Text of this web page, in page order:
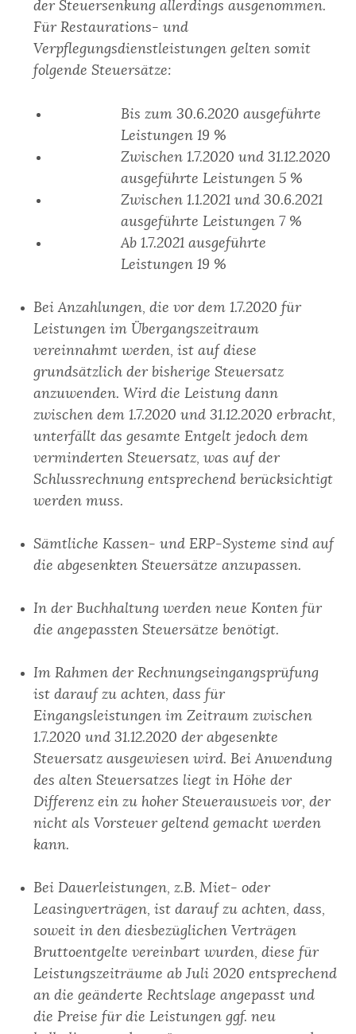
der Steuersenkung allerdings ausgenommen.
Für Restaurations- und
Verpflegungsdienstleistungen gelten somit
folgende Steuersätze:
Bis zum 30.6.2020 ausgeführte
Leistungen 19 %
Zwischen 1.7.2020 und 31.12.2020
ausgeführte Leistungen 5 %
Zwischen 1.1.2021 und 30.6.2021
ausgeführte Leistungen 7 %
Ab 1.7.2021 ausgeführte
Leistungen 19 %
Bei Anzahlungen, die vor dem 1.7.2020 für
Leistungen im Übergangszeitraum
vereinnahmt werden, ist auf diese
grundsätzlich der bisherige Steuersatz
anzuwenden. Wird die Leistung dann
zwischen dem 1.7.2020 und 31.12.2020 erbracht,
unterfällt das gesamte Entgelt jedoch dem
verminderten Steuersatz, was auf der
Schlussrechnung entsprechend berücksichtigt
werden muss.
Sämtliche Kassen- und ERP-Systeme sind auf
die abgesenkten Steuersätze anzupassen.
In der Buchhaltung werden neue Konten für
die angepassten Steuersätze benötigt.
Im Rahmen der Rechnungseingangsprüfung
ist darauf zu achten, dass für
Eingangsleistungen im Zeitraum zwischen
1.7.2020 und 31.12.2020 der abgesenkte
Steuersatz ausgewiesen wird. Bei Anwendung
des alten Steuersatzes liegt in Höhe der
Differenz ein zu hoher Steuerausweis vor, der
nicht als Vorsteuer geltend gemacht werden
kann.
Bei Dauerleistungen, z.B. Miet- oder
Leasingverträgen, ist darauf zu achten, dass,
soweit in den diesbezüglichen Verträgen
Bruttoentgelte vereinbart wurden, diese für
Leistungszeiträume ab Juli 2020 entsprechend
an die geänderte Rechtslage angepasst und
die Preise für die Leistungen ggf. neu